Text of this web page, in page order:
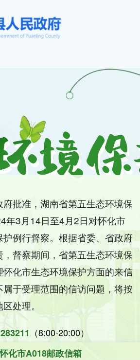
批准，湖南省第五生态环境保
年3月14日至4月2日对怀化市
例行督察。根据省委、省政府
督察期间，省第五生态环境保
化市生态环境保护方面的来信
于受理范围的信访问题，将按
处理。
（8:00-20:00）
化市A018邮政信箱